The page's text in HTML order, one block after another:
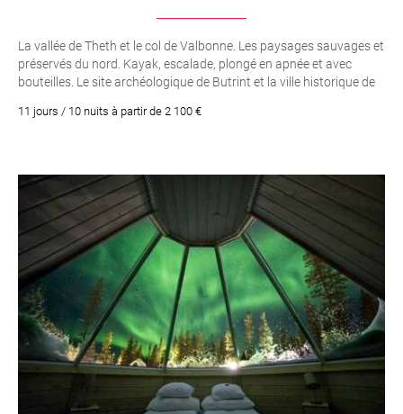
La vallée de Theth et le col de Valbonne. Les paysages sauvages et
préservés du nord. Kayak, escalade, plongé en apnée et avec
bouteilles. Le site archéologique de Butrint et la ville historique de
Albanaise
11 jours / 10 nuits à partir de 2 100 €